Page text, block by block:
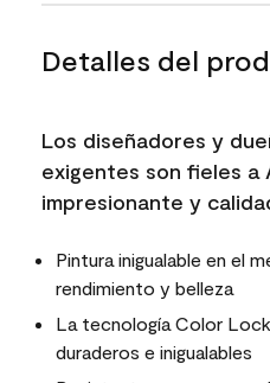
Detalles del
Los diseñadores y
exigentes son fieles a
impresionante y
Pintura inigualable en el
rendimiento y belleza
La tecnología Color Lock
duraderos e inigualables